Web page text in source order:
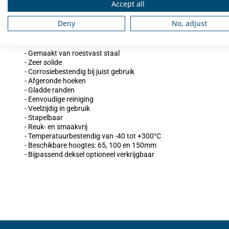
- Gemaakt van roestvast staal
- Zeer solide
- Corrosiebestendig bij juist gebruik
- Afgeronde hoeken
- Gladde randen
- Eenvoudige reiniging
- Veelzijdig in gebruik
- Stapelbaar
- Reuk- en smaakvrij
- Temperatuurbestendig van -40 tot +300°C
- Beschikbare hoogtes: 65, 100 en 150mm
- Bijpassend deksel optioneel verkrijgbaar
Accept all
Deny
No, adjust